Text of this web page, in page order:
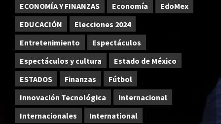
ECONOMÍA Y FINANZAS
Economía
EdoMex
EDUCACIÓN
Elecciones 2024
Entretenimiento
Espectáculos
Espectáculos y cultura
Estado de México
ESTADOS
Finanzas
Fútbol
Innovación Tecnológica
Internacional
Internacionales
International